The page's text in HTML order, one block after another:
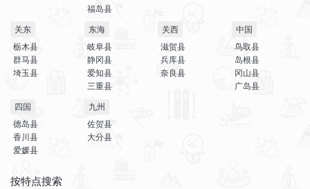
福岛县
关东
栃木县
群马县
埼玉县
东海
岐阜县
静冈县
爱知县
三重县
关西
滋贺县
兵库县
奈良县
中国
鸟取县
岛根县
冈山县
广岛县
四国
德岛县
香川县
爱媛县
九州
佐贺县
大分县
按特点搜索